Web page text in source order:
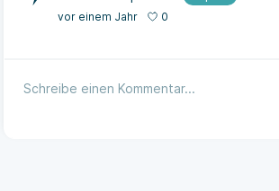
vor einem Jahr 0